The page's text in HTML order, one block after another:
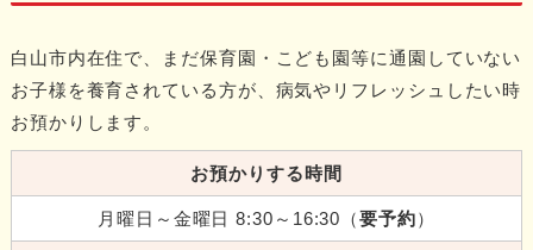
白山市内在住で、まだ保育園・こども園等に通園していない
お子様を養育されている方が、病気やリフレッシュしたい時
お預かりします。
お預かりする時間
月曜日～金曜日 8:30～16:30（要予約）